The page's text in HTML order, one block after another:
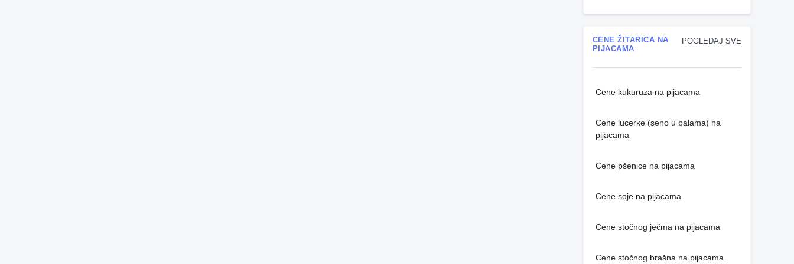
POGLEDAJ SVE
CENE ŽITARICA NA
PIJACAMA
Cene kukuruza na pijacama
Cene lucerke (seno u balama) na
pijacama
Cene pšenice na pijacama
Cene soje na pijacama
Cene stočnog ječma na pijacama
Cene stočnog brašna na pijacama